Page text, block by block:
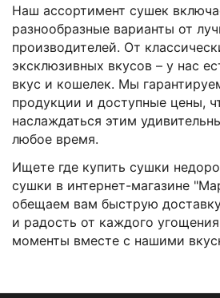
Наш ассортимент сушек
разнообразные варианты от
производителей. От
эксклюзивных вкусов – у нас
вкус и кошелек. Мы
продукции и доступные цены,
наслаждаться этим
любое время.
Ищете где купить сушки
сушки в интернет-магазине
обещаем вам быструю
и радость от каждого
моменты вместе с нашими